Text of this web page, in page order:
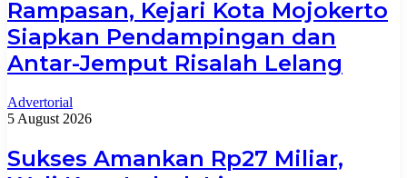
Rampasan, Kejari Kota Mojokerto
Siapkan Pendampingan dan
Antar-Jemput Risalah Lelang
Advertorial
5 August 2026
Sukses Amankan Rp27 Miliar,